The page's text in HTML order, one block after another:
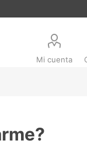
Mi cuenta